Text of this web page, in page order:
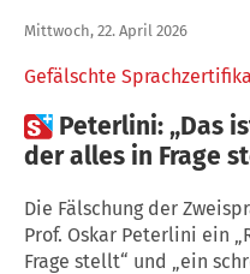
Gefälschte
Mittwoch, 22. April 2026
 Peterlini: „Das
der alles in Frage
Die Fälschung der
Prof. Oskar Peterlini ein
Frage stellt“ und „ein